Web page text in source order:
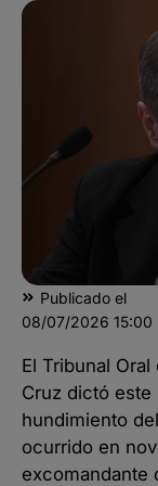
Publicado el
08/07/2026 15:00
El Tribunal
Cruz dictó
hundimiento
ocurrido en
excomandante